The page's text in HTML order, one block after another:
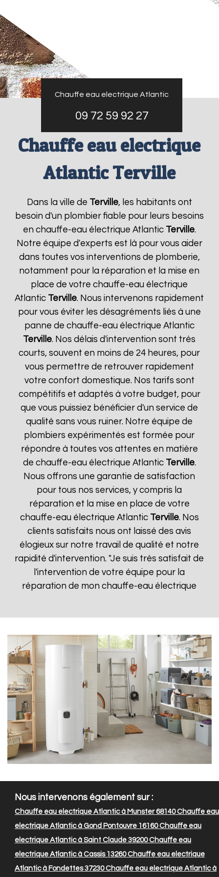
Chauffe eau electrique Atlantic
09 72 59 92 27
Chauffe eau electrique
Atlantic Terville
Dans la ville de Terville, les habitants ont
besoin d'un plombier fiable pour leurs besoins
en chauffe-eau électrique Atlantic Terville.
Notre équipe d'experts est là pour vous aider
dans toutes vos interventions de plomberie,
notamment pour la réparation et la mise en
place de votre chauffe-eau électrique
Atlantic Terville. Nous intervenons rapidement
pour vous éviter les désagréments liés à une
panne de chauffe-eau électrique Atlantic
Terville. Nos délais d'intervention sont très
courts, souvent en moins de 24 heures, pour
vous permettre de retrouver rapidement
votre confort domestique. Nos tarifs sont
compétitifs et adaptés à votre budget, pour
que vous puissiez bénéficier d'un service de
qualité sans vous ruiner. Notre équipe de
plombiers expérimentés est formée pour
répondre à toutes vos attentes en matière
de chauffe-eau électrique Atlantic Terville.
Nous offrons une garantie de satisfaction
pour tous nos services, y compris la
réparation et la mise en place de votre
chauffe-eau électrique Atlantic Terville. Nos
clients satisfaits nous ont laissé des avis
élogieux sur notre travail de qualité et notre
rapidité d'intervention. "Je suis très satisfait de
l'intervention de votre équipe pour la
réparation de mon chauffe-eau électrique
Nous intervenons également sur :
Chauffe eau electrique Atlantic à Munster 68140Chauffe eau
electrique Atlantic à Gond Pontouvre 16160Chauffe eau
electrique Atlantic à Saint Claude 39200Chauffe eau
electrique Atlantic à Cassis 13260Chauffe eau electrique
Atlantic à Fondettes 37230Chauffe eau electrique Atlantic à